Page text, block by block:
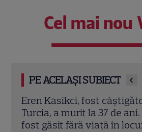
Cel mai nou
PE ACELAȘI SUBIECT
Trei cupluri revin la
Reuniuni”. Ce se întâmplă
întâlnesc din nou cu Radu